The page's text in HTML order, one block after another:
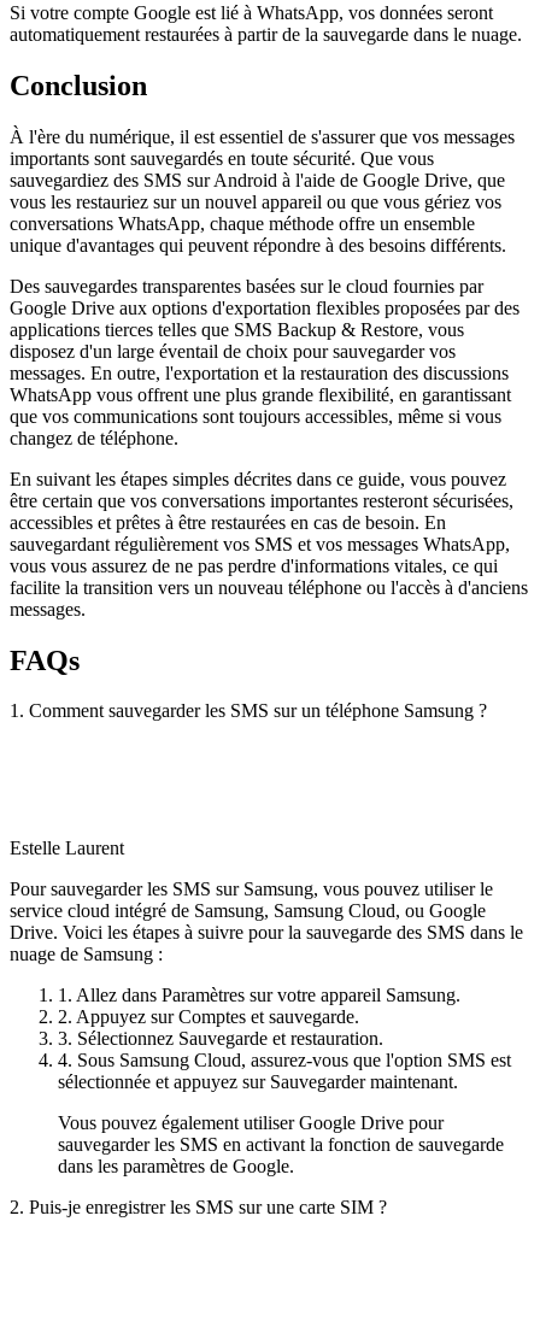
Si votre compte Google est lié à WhatsApp, vos données seront
automatiquement restaurées à partir de la sauvegarde dans le nuage.
Conclusion
À l'ère du numérique, il est essentiel de s'assurer que vos messages
importants sont sauvegardés en toute sécurité. Que vous
sauvegardiez des SMS sur Android à l'aide de Google Drive, que
vous les restauriez sur un nouvel appareil ou que vous gériez vos
conversations WhatsApp, chaque méthode offre un ensemble
unique d'avantages qui peuvent répondre à des besoins différents.
Des sauvegardes transparentes basées sur le cloud fournies par
Google Drive aux options d'exportation flexibles proposées par des
applications tierces telles que SMS Backup & Restore, vous
disposez d'un large éventail de choix pour sauvegarder vos
messages. En outre, l'exportation et la restauration des discussions
WhatsApp vous offrent une plus grande flexibilité, en garantissant
que vos communications sont toujours accessibles, même si vous
changez de téléphone.
En suivant les étapes simples décrites dans ce guide, vous pouvez
être certain que vos conversations importantes resteront sécurisées,
accessibles et prêtes à être restaurées en cas de besoin. En
sauvegardant régulièrement vos SMS et vos messages WhatsApp,
vous vous assurez de ne pas perdre d'informations vitales, ce qui
facilite la transition vers un nouveau téléphone ou l'accès à d'anciens
messages.
FAQs
1. Comment sauvegarder les SMS sur un téléphone Samsung ?
Estelle Laurent
Pour sauvegarder les SMS sur Samsung, vous pouvez utiliser le
service cloud intégré de Samsung, Samsung Cloud, ou Google
Drive. Voici les étapes à suivre pour la sauvegarde des SMS dans le
nuage de Samsung :
1. Allez dans Paramètres sur votre appareil Samsung.
2. Appuyez sur Comptes et sauvegarde.
3. Sélectionnez Sauvegarde et restauration.
4. Sous Samsung Cloud, assurez-vous que l'option SMS est
sélectionnée et appuyez sur Sauvegarder maintenant.
Vous pouvez également utiliser Google Drive pour
sauvegarder les SMS en activant la fonction de sauvegarde
dans les paramètres de Google.
2. Puis-je enregistrer les SMS sur une carte SIM ?